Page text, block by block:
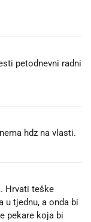
petodnevni radni
hdz na vlasti.
Hrvati teške
u tjednu, a onda bi
pekare koja bi